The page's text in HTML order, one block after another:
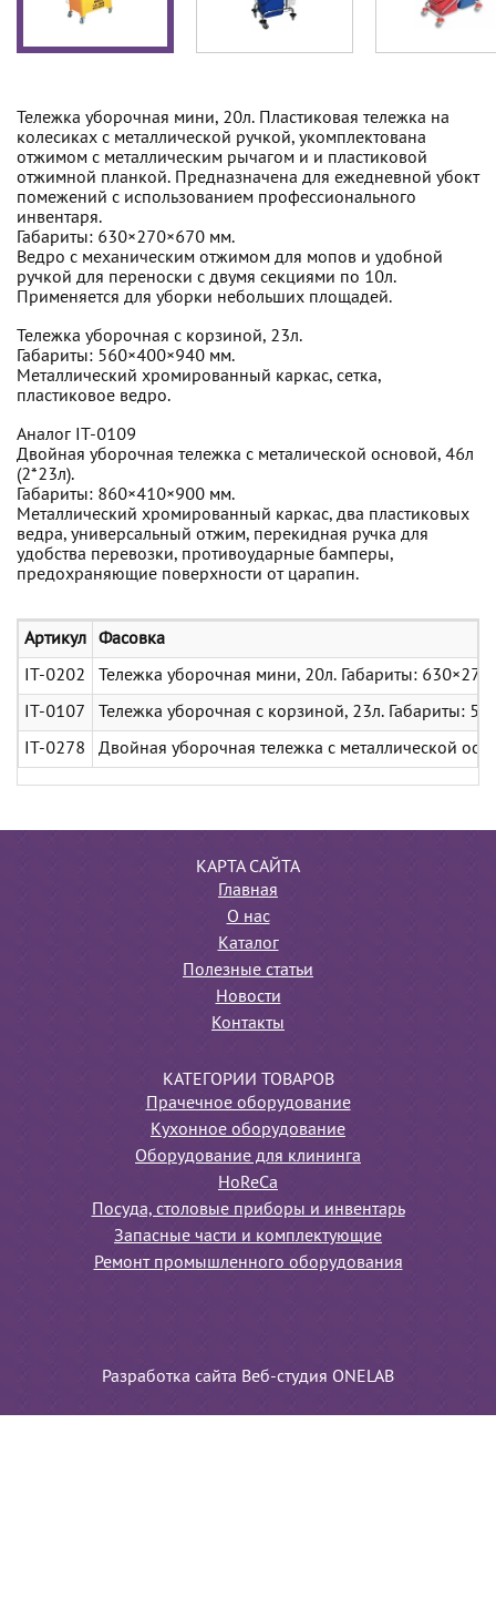
Тележка уборочная мини, 20л. Пластиковая тележка на
колесиках с металлической ручкой, укомплектована
отжимом с металлическим рычагом и и пластиковой
отжимной планкой. Предназначена для ежедневной убокт
помежений с использованием профессионального
инвентаря.
Габариты: 630×270×670 мм.
Ведро с механическим отжимом для мопов и удобной
ручкой для переноски с двумя секциями по 10л.
Применяется для уборки небольших площадей.
Тележка уборочная с корзиной, 23л.
Габариты: 560×400×940 мм.
Металлический хромированный каркас, сетка,
пластиковое ведро.
Аналог IT-0109
Двойная уборочная тележка с металической основой, 46л
(2*23л).
Габариты: 860×410×900 мм.
Металлический хромированный каркас, два пластиковых
ведра, универсальный отжим, перекидная ручка для
удобства перевозки, противоударные бамперы,
предохраняющие поверхности от царапин.
Артикул Фасовка
IT-0202 Тележка уборочная мини, 20л. Габариты:
IT-0107 Тележка уборочная с корзиной, 23л. Габариты:
IT-0278 Двойная уборочная тележка с металлической
КАРТА САЙТА
Главная
О нас
Каталог
Полезные статьи
Новости
Контакты
КАТЕГОРИИ ТОВАРОВ
Прачечное оборудование
Кухонное оборудование
Оборудование для клининга
HoReCa
Посуда, столовые приборы и инвентарь
Запасные части и комплектующие
Ремонт промышленного оборудования
Разработка сайта Веб-студия ONELAB